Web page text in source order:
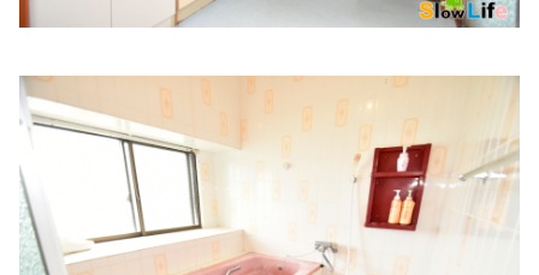
住所:兵庫県姫路市南今宿５−６ マップで見る
東ひめじ腎泌尿器科クリニック
兵庫県姫路市日出町３丁目３８−１ マップで見る